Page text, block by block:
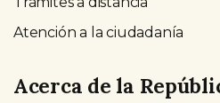
Atención a la ciudadanía
Acerca de la